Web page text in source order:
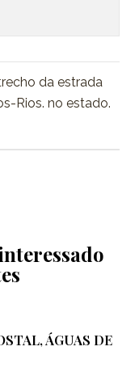
da estrada
Rios. no estado.
ÁGUAS DE